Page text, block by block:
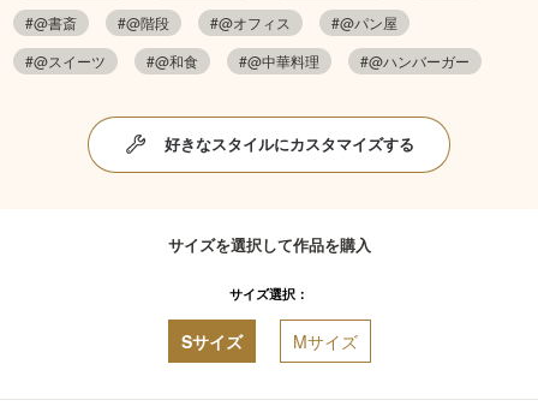
#@書斎
#@階段 #@オフィス
#@パン屋
#@スイーツ
#@和食 #@中華料理 #@ハンバーガー
好きなスタイルにカスタマイズする
サイズを選択して作品を購入
サイズ選択：
Sサイズ Mサイズ